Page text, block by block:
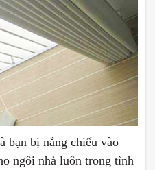
bạn bị nắng chiếu vào
ngôi nhà luôn trong tình